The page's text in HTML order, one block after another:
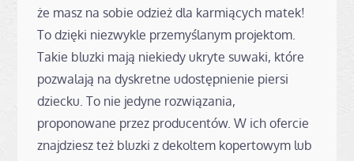
że masz na sobie odzież dla karmiących matek!
To dzięki niezwykle przemyślanym projektom.
Takie bluzki mają niekiedy ukryte suwaki, które
pozwalają na dyskretne udostępnienie piersi
dziecku. To nie jedyne rozwiązania,
proponowane przez producentów. W ich ofercie
znajdziesz też bluzki z dekoltem kopertowym lub